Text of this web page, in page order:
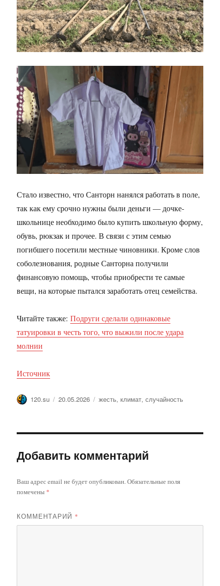
Стало известно, что Санторн нанялся работать в поле,
так как ему срочно нужны были деньги — дочке-
школьнице необходимо было купить школьную форму,
обувь, рюкзак и прочее. В связи с этим семью
погибшего посетили местные чиновники. Кроме слов
соболезнования, родные Санторна получили
финансовую помощь, чтобы приобрести те самые
вещи, на которые пытался заработать отец семейства.
Читайте также:Подруги сделали одинаковые
татуировки в честь того, что выжили после удара
молнии
Источник
Автор
120.su Опубликовано
20.05.2026 Метки
жесть, климат,случайность
Добавить комментарий
Ваш адрес email не будет опубликован.Обязательные поля
помечены *
КОММЕНТАРИЙ *